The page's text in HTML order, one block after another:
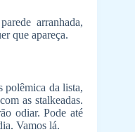
arranhada,
que apareça.
polêmica da lista,
as stalkeadas.
odiar. Pode até
Vamos lá.